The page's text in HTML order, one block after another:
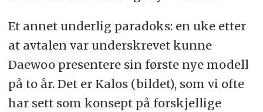
Et annet underlig paradoks: en uke etter
at avtalen var underskrevet kunne
Daewoo presentere sin første nye modell
på to år. Det er Kalos (bildet), som vi ofte
har sett som konsept på forskjellige